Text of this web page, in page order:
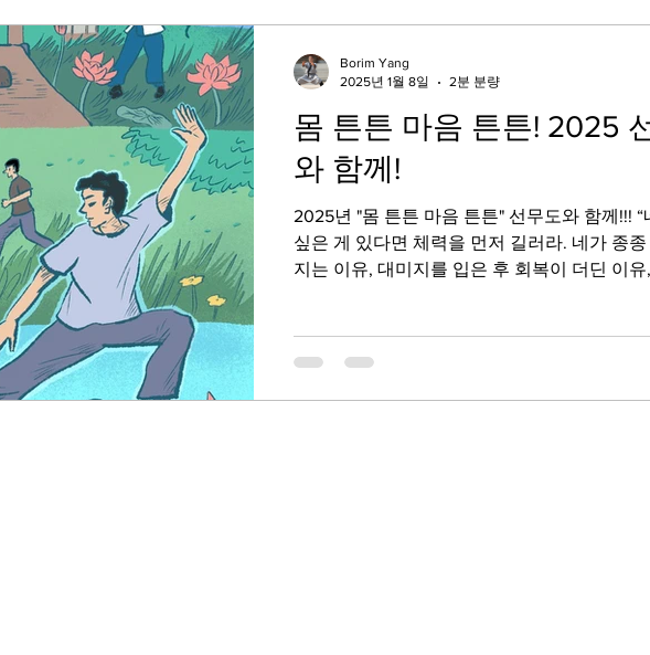
몸 튼튼 마음 튼튼! 2025
와 함께!
2025년 "몸 튼튼 마음 튼튼" 선무도와 함께!!! “
싶은 게 있다면 체력을 먼저 길러라. 네가 종종
지는 이유, 대미지를 입은 후 회복이 더딘 이
Borim Yang
2025년 1월 8일
2분 분량